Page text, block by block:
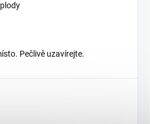
Pečlivě uzavírejte.